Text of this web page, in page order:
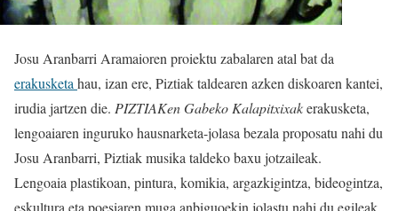
Josu Aranbarri Aramaioren proiektu zabalaren atal bat da
erakusketa hau, izan ere, Piztiak taldearen azken diskoaren kantei,
irudia jartzen die. PIZTIAKen Gabeko Kalapitxixakerakusketa,
lengoaiaren inguruko hausnarketa-jolasa bezala proposatu nahi du
Josu Aranbarri, Piztiak musika taldeko baxu jotzaileak.
Lengoaia plastikoan, pintura, komikia, argazkigintza, bideogintza,
eskultura eta poesiaren muga anbiguoekin jolastu nahi du egileak.